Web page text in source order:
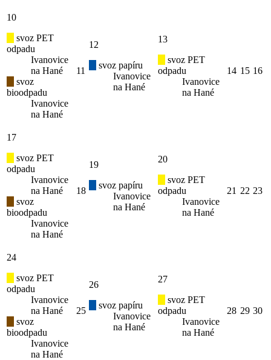
10
svoz PET
odpadu
Ivanovice
na Hané
svoz
bioodpadu
Ivanovice
na Hané
11
12
svoz papíru
Ivanovice
na Hané
13
svoz PET
odpadu
Ivanovice
na Hané
14 15 16
17
svoz PET
odpadu
Ivanovice
na Hané
svoz
bioodpadu
Ivanovice
na Hané
18
19
svoz papíru
Ivanovice
na Hané
20
svoz PET
odpadu
Ivanovice
na Hané
21 22 23
24
svoz PET
odpadu
Ivanovice
na Hané
svoz
bioodpadu
Ivanovice
na Hané
25
26
svoz papíru
Ivanovice
na Hané
27
svoz PET
odpadu
Ivanovice
na Hané
28 29 30